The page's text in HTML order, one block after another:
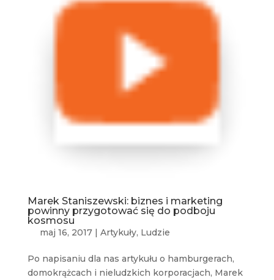
Marek Staniszewski: biznes i marketing
powinny przygotować się do podboju
kosmosu
maj 16, 2017| Artykuły, Ludzie
Po napisaniu dla nas artykułu o hamburgerach,
domokrążcach i nieludzkich korporacjach, Marek